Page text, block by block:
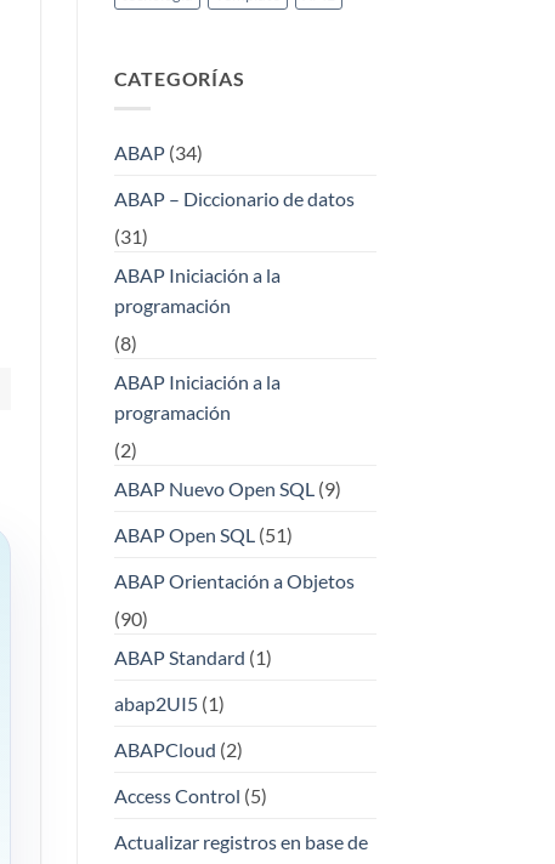
CATEGORÍAS
ABAP(34)
ABAP – Diccionario de datos
(31)
ABAP Iniciación a la
programación
(8)
ABAP Iniciación a la
programación
(2)
ABAP Nuevo Open SQL (9)
ABAP Open SQL (51)
ABAP Orientación a Objetos
(90)
ABAP Standard (1)
abap2UI5(1)
ABAPCloud (2)
Access Control (5)
Actualizar registros en base de